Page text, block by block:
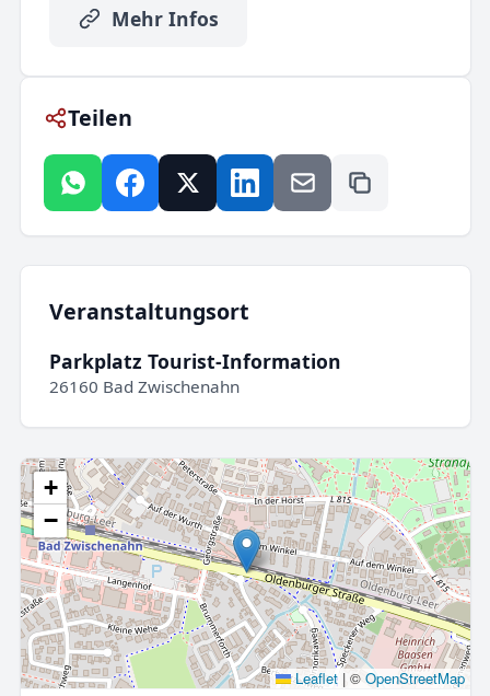
Mehr Infos
Teilen
Veranstaltungsort
Parkplatz Tourist-Information
26160 Bad Zwischenahn
+
−
Leaflet |© OpenStreetMap